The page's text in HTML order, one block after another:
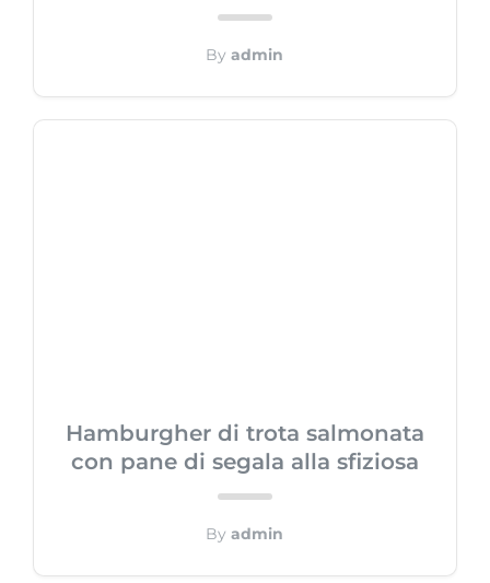
Byadmin
Hamburgher di trota salmonata
con pane di segala alla sfiziosa
Byadmin